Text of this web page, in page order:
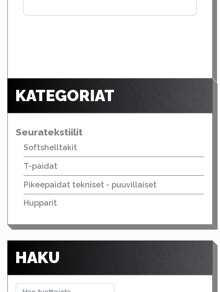
KATEGORIAT
Seuratekstiilit
Softshelltakit
T-paidat
Pikeepaidat tekniset - puuvillaiset
Hupparit
HAKU